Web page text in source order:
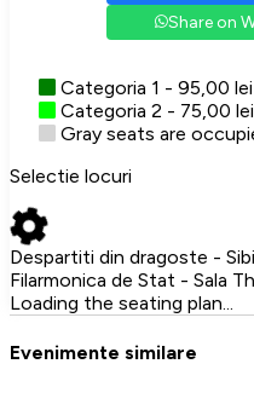
Share on
Categoria 1 - 95,00 lei
Categoria 2 - 75,00 lei
Gray seats are
Selectie locuri
Despartiti din dragoste -
Filarmonica de Stat - Sala
Loading the seating plan...
Evenimente similare